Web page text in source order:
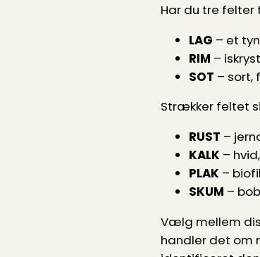
Har du tre felter
LAG – et
RIM –
SOT –
Strækker feltet
RUST –
KALK –
PLAK –
SKUM –
Vælg mellem
handler det om